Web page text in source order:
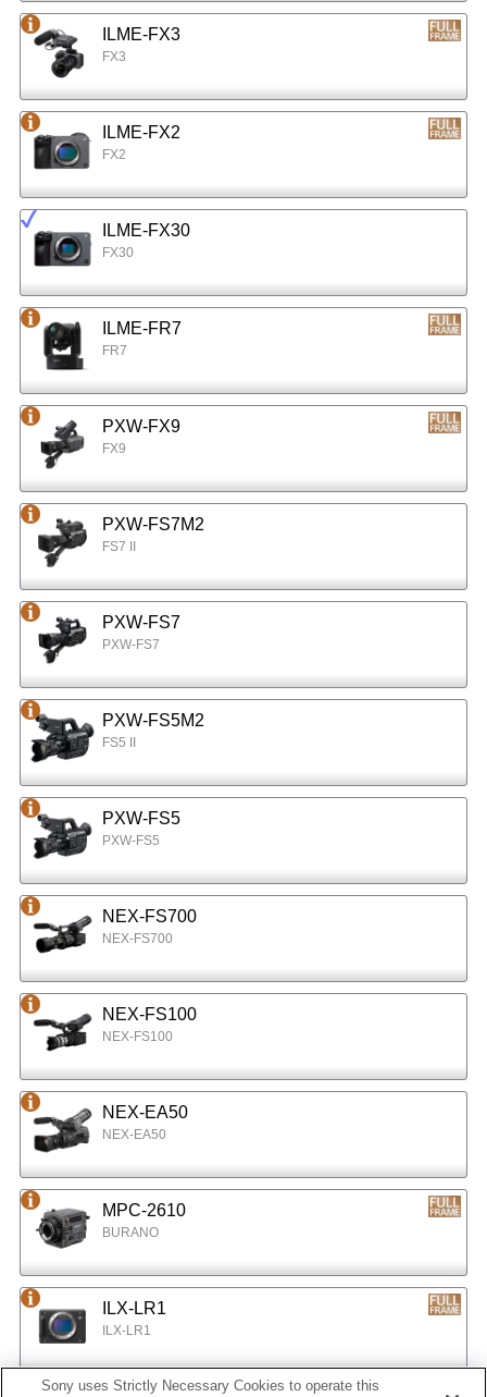
ILME-FX3
FX3
ILME-FX2
FX2
ILME-FX30
FX30
ILME-FR7
FR7
PXW-FX9
FX9
PXW-FS7M2
FS7 II
PXW-FS7
PXW-FS7
PXW-FS5M2
FS5 II
PXW-FS5
PXW-FS5
NEX-FS700
NEX-FS700
NEX-FS100
NEX-FS100
NEX-EA50
NEX-EA50
MPC-2610
BURANO
ILX-LR1
ILX-LR1
Sony uses Strictly Necessary Cookies to operate this